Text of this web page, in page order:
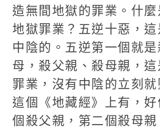
造無間地獄的罪業。什麼
地獄罪業？五逆十惡，這
中陰的。五逆第一個就是
母，殺父親、殺母親，這
罪業，沒有中陰的立刻就
這個《地藏經》上有，好
個殺父親，第二個殺母親